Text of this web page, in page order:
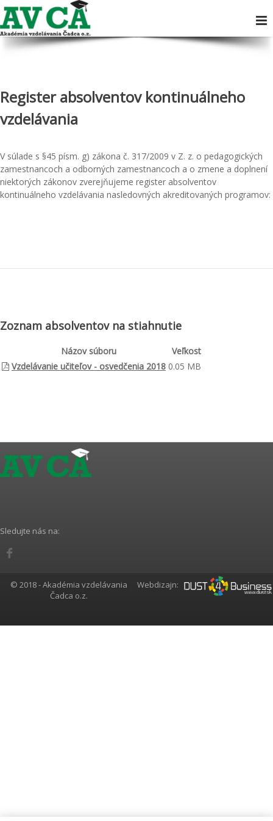
Register absolventov kontinuálneho
vzdelávania
V súlade s §45 písm. g) zákona č. 317/2009 v Z. z. o pedagogických
zamestnancoch a odborných zamestnancoch a o zmene a doplnení
niektorých zákonov zverejňujeme register absolventov
kontinuálneho vzdelávania nasledovných akreditovaných programov:
Zoznam absolventov na stiahnutie
Názov súboru
Veľkost
Vzdelávanie učiteľov - osvedčenia 2018 0.05 MB
Sledujte nás na:
Webdizajn:
© 2018 - Akadémia vzdelávania
Čadca o.z.